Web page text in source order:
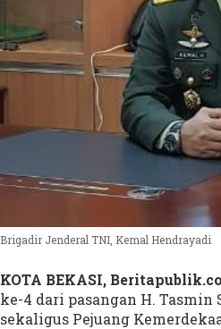
Brigadir Jenderal TNI, Kemal Hendrayadi
KOTA BEKASI,
ke-4 dari pasangan H. Tasmin
sekaligus Pejuang